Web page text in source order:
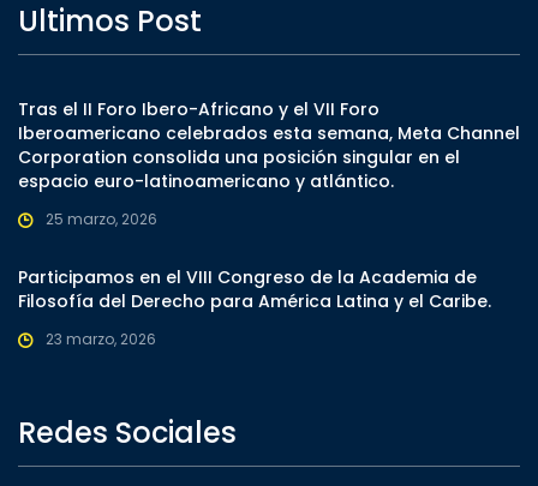
Ultimos Post
Tras el II Foro Ibero-Africano y el VII Foro
Iberoamericano celebrados esta semana, Meta Channel
Corporation consolida una posición singular en el
espacio euro-latinoamericano y atlántico.
25 marzo, 2026
Participamos en el VIII Congreso de la Academia de
Filosofía del Derecho para América Latina y el Caribe.
23 marzo, 2026
Redes Sociales